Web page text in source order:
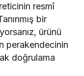
resmî
bir
ürünü
perakendecinin
doğrulama